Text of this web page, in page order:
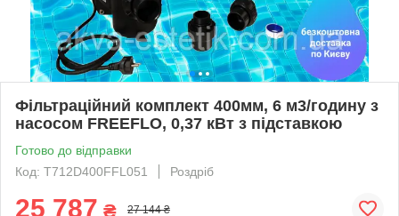
Фільтраційний комплект 400мм, 6 м3/годину з
насосом FREEFLO, 0,37 кВт з підставкою
Готово до відправки
Код: T712D400FFL051
Роздріб
25 787 ₴ 27 144 ₴